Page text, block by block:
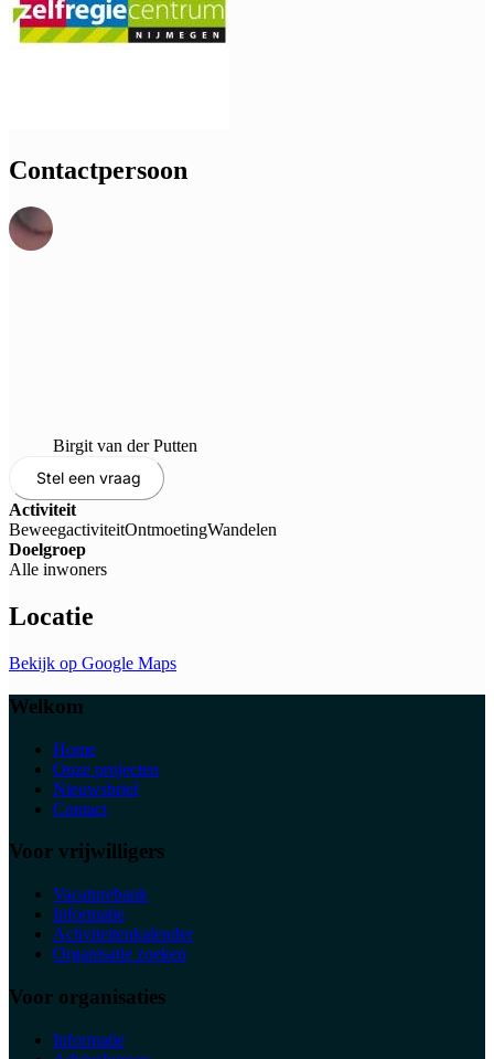
Contactpersoon
Birgit van der Putten
Stel een vraag
Activiteit
BeweegactiviteitOntmoetingWandelen
Doelgroep
Alle inwoners
Locatie
Bekijk op Google Maps
Welkom
Home
Onze projecten
Nieuwsbrief
Contact
Voor vrijwilligers
Vacaturebank
Informatie
Activiteitenkalender
Organisatie zoeken
Voor organisaties
Informatie